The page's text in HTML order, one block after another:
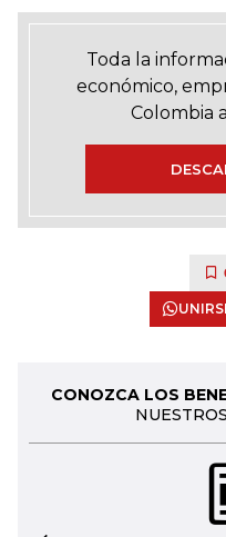
Toda la
económico,
Colombia
CONOZCA LOS